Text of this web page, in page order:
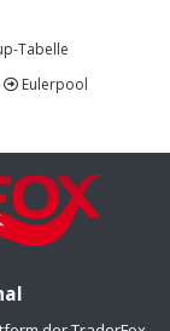
Tabelle
Eulerpool